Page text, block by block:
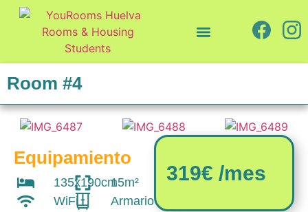
Room #4
Equipamiento
135x190cm15m²
WiFi
Armario
319€ /mes